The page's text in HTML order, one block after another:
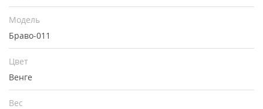
Модель
Браво-011
Цвет
Венге
Вес